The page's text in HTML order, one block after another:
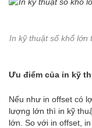
In kỹ thuật số khổ lớn
Ưu điểm của in kỹ
Nếu như in offset có
lượng lớn thì in kỹ
lớn. So với in offset,